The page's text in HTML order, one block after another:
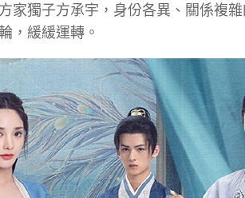
家獨子方承宇，身份各異、關係複
，緩緩運轉。